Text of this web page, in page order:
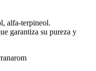
alfa-terpineol.
garantiza su pureza y